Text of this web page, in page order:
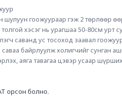
гоожуураар гэж 2 төрлөөр
хэсэг нь урагшаа 50-80см урт
саванд ус тосоход заавал
байрлуулж холигчийг сунган
аяга тавагаа цэвэр усаар
орсон болно.